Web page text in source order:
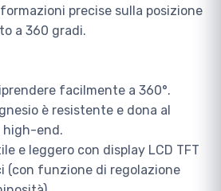
precise sulla posizione
a 360 gradi.
facilmente a 360°.
è resistente e dona al
end.
e leggero con display LCD TFT
(con funzione di regolazione